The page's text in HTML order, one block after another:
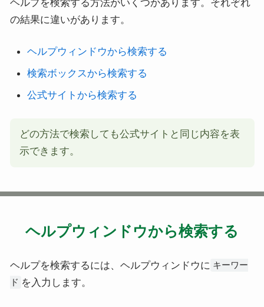
の結果に違いがあります。
ヘルプウィンドウから検索する
検索ボックスから検索する
公式サイトから検索する
どの方法で検索しても公式サイトと同じ内容を表
示できます。
ヘルプウィンドウから検索する
ヘルプを検索するには、ヘルプウィンドウに キーワー
ド を入力します。